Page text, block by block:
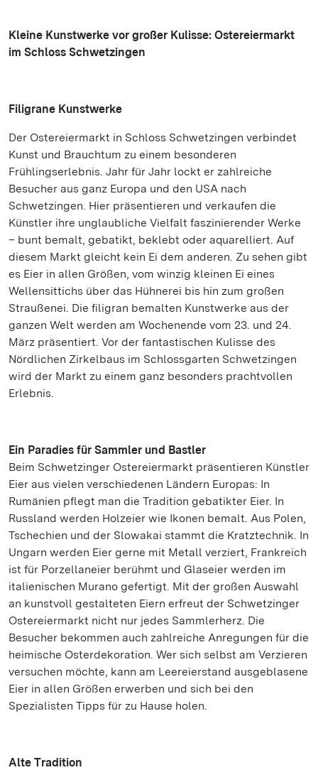
Kleine Kunstwerke vor großer Kulisse: Ostereiermarkt
im Schloss Schwetzingen
Filigrane Kunstwerke
Der Ostereiermarkt in Schloss Schwetzingen verbindet
Kunst und Brauchtum zu einem besonderen
Frühlingserlebnis. Jahr für Jahr lockt er zahlreiche
Besucher aus ganz Europa und den USA nach
Schwetzingen. Hier präsentieren und verkaufen die
Künstler ihre unglaubliche Vielfalt faszinierender Werke
– bunt bemalt, gebatikt, beklebt oder aquarelliert. Auf
diesem Markt gleicht kein Ei dem anderen. Zu sehen gibt
es Eier in allen Größen, vom winzig kleinen Ei eines
Wellensittichs über das Hühnerei bis hin zum großen
Straußenei. Die filigran bemalten Kunstwerke aus der
ganzen Welt werden am Wochenende vom 23. und 24.
März präsentiert. Vor der fantastischen Kulisse des
Nördlichen Zirkelbaus im Schlossgarten Schwetzingen
wird der Markt zu einem ganz besonders prachtvollen
Erlebnis.
Ein Paradies für Sammler und Bastler
Beim Schwetzinger Ostereiermarkt präsentieren Künstler
Eier aus vielen verschiedenen Ländern Europas: In
Rumänien pflegt man die Tradition gebatikter Eier. In
Russland werden Holzeier wie Ikonen bemalt. Aus Polen,
Tschechien und der Slowakai stammt die Kratztechnik. In
Ungarn werden Eier gerne mit Metall verziert, Frankreich
ist für Porzellaneier berühmt und Glaseier werden im
italienischen Murano gefertigt. Mit der großen Auswahl
an kunstvoll gestalteten Eiern erfreut der Schwetzinger
Ostereiermarkt nicht nur jedes Sammlerherz. Die
Besucher bekommen auch zahlreiche Anregungen für die
heimische Osterdekoration. Wer sich selbst am Verzieren
versuchen möchte, kann am Leereierstand ausgeblasene
Eier in allen Größen erwerben und sich bei den
Spezialisten Tipps für zu Hause holen.
Alte Tradition